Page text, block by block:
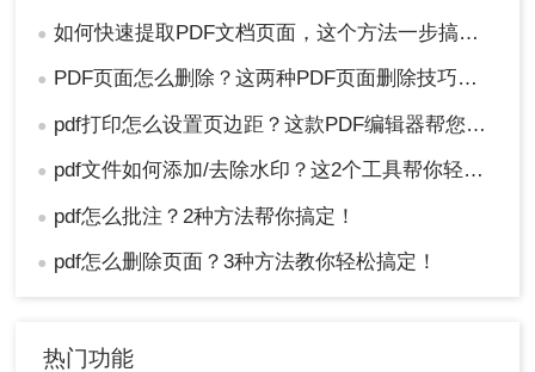
● 如何快速提取PDF文档页面，这个方法一步搞定！
● PDF页面怎么删除？这两种PDF页面删除技巧快速搞定！
● pdf打印怎么设置页边距？这款PDF编辑器帮您轻松搞定！
● pdf文件如何添加/去除水印？这2个工具帮你轻松搞定~
● pdf怎么批注？2种方法帮你搞定！
● pdf怎么删除页面？3种方法教你轻松搞定！
热门功能